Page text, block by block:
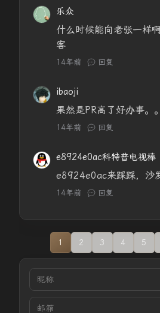
乐众
什么时候能向老张一样
客
14年前 回复
ibaoji
果然是PR高了好办事。
14年前 回复
e8924e0ac科特普电视棒
e8924e0ac来踩踩，沙
14年前 回复
1 2 3 4 5